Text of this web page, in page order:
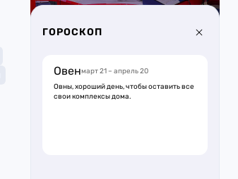
ГОРОСКОП
Овенмарт 21 – апрель 20
Овны, хороший день, чтобы оставить все
свои комплексы дома.